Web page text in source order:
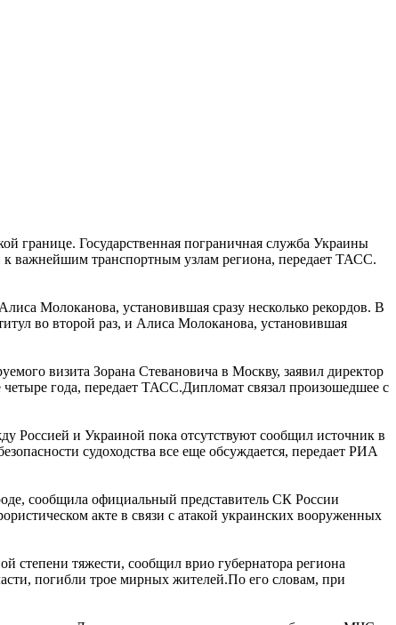
границе. Государственная пограничная служба Украины
к важнейшим транспортным узлам региона, передает ТАСС.
Молоканова, установившая сразу несколько рекордов. В
во второй раз, и Алиса Молоканова, установившая
визита Зорана Стевановича в Москву, заявил директор
года, передает ТАСС.Дипломат связал произошедшее с
Россией и Украиной пока отсутствуют сообщил источник в
судоходства все еще обсуждается, передает РИА
сообщила официальный представитель СК России
акте в связи с атакой украинских вооруженных
степени тяжести, сообщил врио губернатора региона
погибли трое мирных жителей.По его словам, при